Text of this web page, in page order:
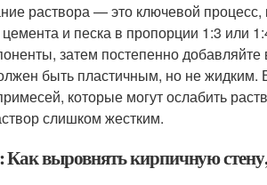
раствора — это ключевой процесс,
цемента и песка в пропорции 1:3 или
затем постепенно
быть пластичным, но не жидким.
которые могут ослабить
слишком жестким.
Как выровнять кирпичную